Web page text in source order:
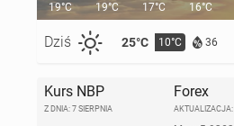
19°C
Dziś 25°C 10°C 36
19°C 17°C 16°C
Kurs NBP
Z DNIA: 7 SIERPNIA
Forex
AKTUALIZACJA: